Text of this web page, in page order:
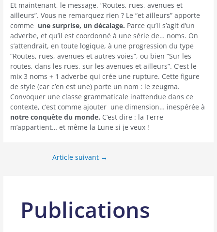
Et maintenant, le message. “Routes, rues, avenues et
ailleurs”. Vous ne remarquez rien ? Le “et ailleurs” apporte
comme une surprise, un décalage. Parce qu’il s’agit d’un
adverbe, et qu’il est coordonné à une série de… noms. On
s’attendrait, en toute logique, à une progression du type
“Routes, rues, avenues et autres voies”, ou bien “Sur les
routes, dans les rues, sur les avenues et ailleurs”. C’est le
mix 3 noms + 1 adverbe qui crée une rupture. Cette figure
de style (car c’en est une) porte un nom : le zeugma.
Convoquer une classe grammaticale inattendue dans ce
contexte, c’est comme ajouter une dimension… inespérée à
notre conquête du monde. C’est dire : la Terre
m’appartient… et même la Lune si je veux !
Article suivant →
Publications